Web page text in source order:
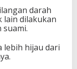
darah
lain dilakukan
suami.
lebih hijau dari